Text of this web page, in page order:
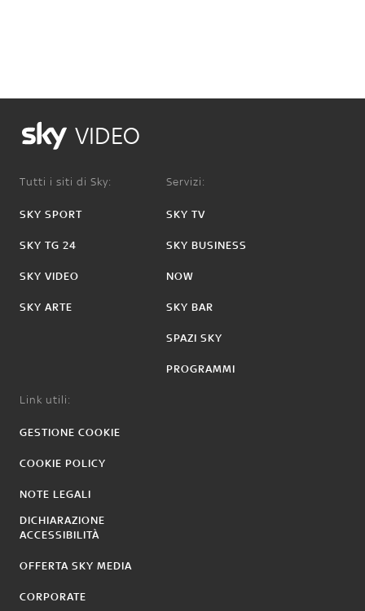
VIDEO
Tutti i siti di Sky:
SKY SPORT
SKY TG 24
SKY VIDEO
SKY ARTE
Servizi:
SKY TV
SKY BUSINESS
NOW
SKY BAR
SPAZI SKY
PROGRAMMI
Link utili:
GESTIONE COOKIE
COOKIE POLICY
NOTE LEGALI
DICHIARAZIONE
ACCESSIBILITÀ
OFFERTA SKY MEDIA
CORPORATE